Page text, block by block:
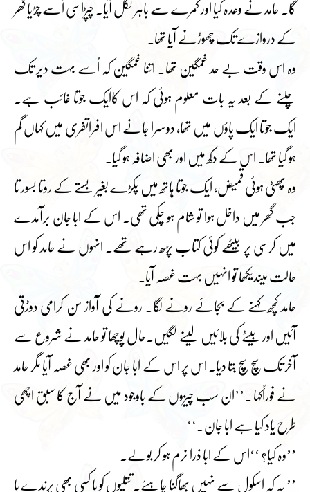
گا۔ حامد نے وعدہ کیا اور کمرے سے باہر نکل آیا۔ چپڑاسی اُسے چڑیا گھر
کے دروازے تک چھوڑنے آیا تھا۔
وہ اس وقت بے حد غمگین تھا۔ اتنا غمگین کہ اُسے بہت دیر تک
چلنے کے بعد یہ بات معلوم ہوئی کہ اس کاایک جوتا غائب ہے۔
ایک جوتا ایک پاؤں میں تھا، دوسرا جانے اس افراتفری میں کہاں گم
ہو گیا تھا۔ اس کے دکھ میں اور بھی اضافہ ہو گیا۔
وہ پھٹی ہوئی قمیض، ایک جوتا ہاتھ میں پکڑے بغیر بستے کے روتا بسور تا
جب گھر میں داخل ہوا تو شام ہو چکی تھی۔ اس کے ابا جان برآمدے
میں کرسی پر بیٹھے کوئی کتاب پڑھ رہے تھے۔ انہوں نے حامد کو اس
حالت میںدیکھا تو انہیں بہت غصہ آیا۔
حامد کچھ کہنے کے بجائے رونے لگا۔ رونے کی آواز سن کرامی دوڑتی
آئیں اور بیٹے کی بلائیں لینے لگیں۔حال پوچھا تو حامد نے شروع سے
آخر تک سچ سچ بتا دیا۔ اس پر اس کے ابا جان کو اور بھی غصہ آیا مگر حامد
نے فوراًکہا ۔’’ان سب چیزوں کے باوجود میں نے آج کا سبق اچھی
طرح یاد کیا ہے ابا جان۔‘‘
’’وہ کیا؟ ‘‘اس کے ابا ذرا نرم ہو کر بولے۔
’’ یہ کہ اسکول سے نہیں بھاگنا چاہئے۔ تتلیوں کو یا کسی بھی پرندے یا